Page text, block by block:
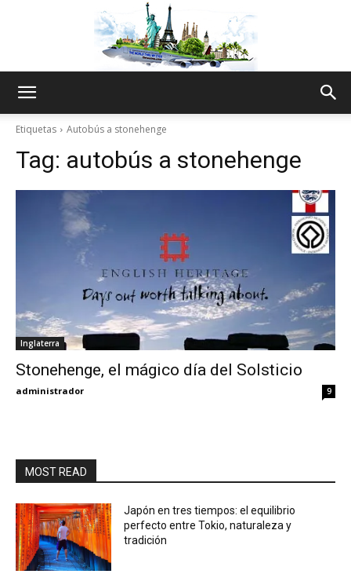
Thru
My
Etiquetas Autobús a stonehenge
Tag: autobús a stonehenge
Inglaterra
Stonehenge, el mágico día del Solsticio
administrador 9
MOST READ
Japón en tres tiempos: el equilibrio
perfecto entre Tokio, naturaleza y
tradición